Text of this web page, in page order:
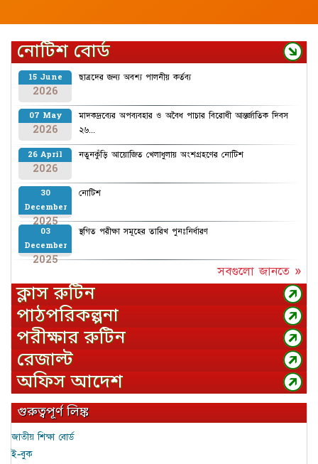
নোটিশ বোর্ড
15 June
2026
ছাত্রদের জন্য অবশ্য পালনীয় কর্তব্য
07 May
2026
মাদকদ্রব্যের অপব্যবহার ও অবৈধ পাচার বিরোধী আন্তর্জাতিক দিবস
২৬...
26 April
2026
নতুনকুঁড়ি আয়োজিত খেলাধুলায় অংশগ্রহণের নোটিশ
30
December
2025
নোটিশ
03
December
2025
স্থগিত পরীক্ষা সমূহের তারিখ পুনঃনির্ধারণ
সবগুলো জানতে »
ক্লাস রুটিন
পাঠপরিকল্পনা
পরীক্ষার রুটিন
রেজাল্ট
অফিস আদেশ
গুরুত্বপূর্ণ লিঙ্ক
জাতীয় শিক্ষা বোর্ড
ই-বুক